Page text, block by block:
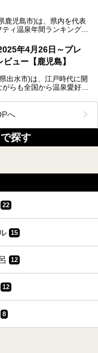
ホテルの“温泉”はじめ、
します。
鹿児島市)は、県内を代表
ィ温泉年間ランキング2
一番の朝湯など利便性が
つも賑わっています。し
月28日24時をもって休
年4月26日～プレ
ュー【鹿児島】
出水市)は、江戸時代に開
らも全国から温泉愛好家
ん閉館しましたが、その
2025年4月26日に日帰
した。
新情報を中心に、以前と
ューします。
へ
探す
22
15
12
12
8